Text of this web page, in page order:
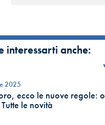
interessarti anche:
2025
ecco le nuove regole:
le novità